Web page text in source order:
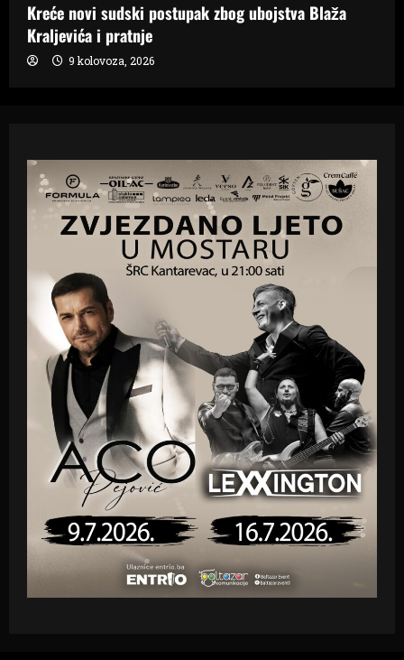
Kreće novi sudski postupak zbog ubojstva Blaža
Kraljevića i pratnje
9 kolovoza, 2026